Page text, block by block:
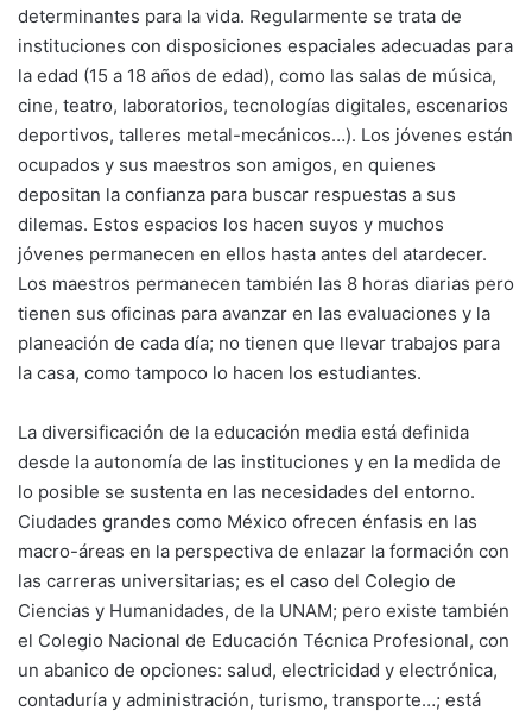
determinantes para la vida. Regularmente se trata de
instituciones con disposiciones espaciales adecuadas para
la edad (15 a 18 años de edad), como las salas de música,
cine, teatro, laboratorios, tecnologías digitales, escenarios
deportivos, talleres metal-mecánicos…). Los jóvenes están
ocupados y sus maestros son amigos, en quienes
depositan la confianza para buscar respuestas a sus
dilemas. Estos espacios los hacen suyos y muchos
jóvenes permanecen en ellos hasta antes del atardecer.
Los maestros permanecen también las 8 horas diarias pero
tienen sus oficinas para avanzar en las evaluaciones y la
planeación de cada día; no tienen que llevar trabajos para
la casa, como tampoco lo hacen los estudiantes.
La diversificación de la educación media está definida
desde la autonomía de las instituciones y en la medida de
lo posible se sustenta en las necesidades del entorno.
Ciudades grandes como México ofrecen énfasis en las
macro-áreas en la perspectiva de enlazar la formación con
las carreras universitarias; es el caso del Colegio de
Ciencias y Humanidades, de la UNAM; pero existe también
el Colegio Nacional de Educación Técnica Profesional, con
un abanico de opciones: salud, electricidad y electrónica,
contaduría y administración, turismo, transporte…; está